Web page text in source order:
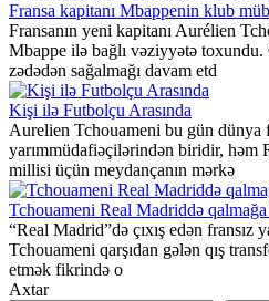
Fransa kapitanı Mbappenin klub
Fransanın yeni kapitanı Aurélien
Mbappe ilə bağlı vəziyyətə
zədədən sağalmağı davam etd
Kişi ilə Futbolçu Arasında
Aurelien Tchouameni bu gün dünya
yarımmüdafiəçilərindən biridir, həm
millisi üçün meydançanın mərkə
Tchouameni Real Madriddə qalmağa
“Real Madrid”də çıxış edən fransız
Tchouameni qarşıdan gələn qış
etmək fikrində o
Axtar